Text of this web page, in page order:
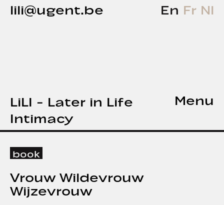
lili@ugent.be En Fr Nl
LiLI - Later in Life
Intimacy
Menu
book
Vrouw Wildevrouw
Wijzevrouw